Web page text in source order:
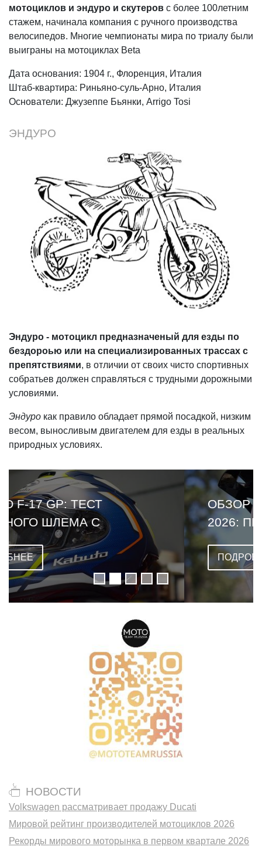
мотоциклов и эндуро и скутеров с более 100летним
стажем, начинала компания с ручного производства
велосипедов. Многие чемпионаты мира по триалу были
выиграны на мотоциклах Beta
Дата основания: 1904 г., Флоренция, Италия
Штаб-квартира: Риньяно-суль-Арно, Италия
Основатели: Джузеппе Бьянки, Arrigo Tosi
ЭНДУРО
Эндуро - мотоцикл предназначеный для езды по
бездороью или на специализированных трассах с
препятствиями, в отличии от своих чисто спортивных
собратьев должен справляться с трудными дорожными
условиями.
Эндуро как правило обладает прямой посадкой, низким
весом, выносливым двигателем для езды в реальных
природных условиях.
ОБЗОР LEATT CARDO VENTURE
2026: ПЕРВЫЙ ШЛЕМ СО
ВСТРОЕННОЙ ГАРНИТУРОЙ
ПОДРОБНЕЕ
НОВОСТИ
Volkswagen рассматривает продажу Ducati
Мировой рейтинг производителей мотоциклов 2026
Рекорды мирового моторынка в первом квартале 2026